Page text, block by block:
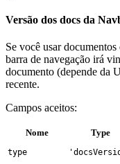
Versão dos docs da
Se você usar
barra de navegação irá
documento (depende da
recente.
Campos aceitos:
Nome Type
type